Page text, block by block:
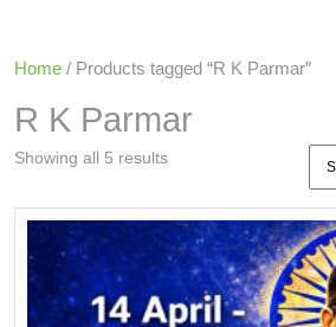
Home / Products tagged “R K Parmar”
R K Parmar
Showing all 5 resultsSorted
latest